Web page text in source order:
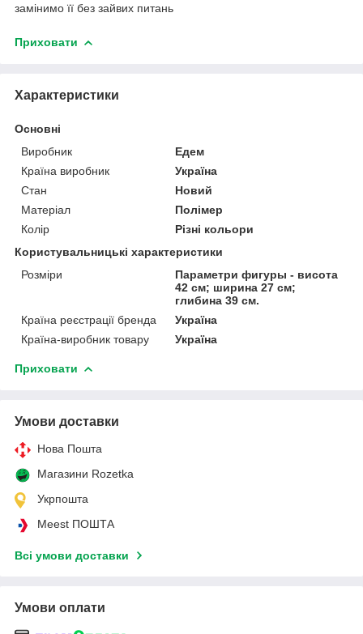
замінимо її без зайвих питань
Приховати
Характеристики
Основні
Виробник
Едем
Країна виробник
Україна
Стан
Новий
Матеріал
Полімер
Колір
Різні кольори
Користувальницькі характеристики
Розміри
Параметри фигуры - висота
42 см; ширина 27 см;
глибина 39 см.
Країна реєстрації бренда
Україна
Країна-виробник товару
Україна
Приховати
Умови доставки
Нова Пошта
Магазини Rozetka
Укрпошта
Meest ПОШТА
Всі умови доставки
Умови оплати